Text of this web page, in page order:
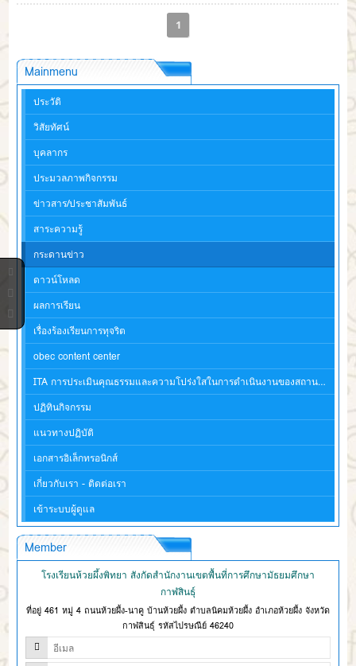
1
Mainmenu
ประวัติ
วิสัยทัศน์
บุคลากร
ประมวลภาพกิจกรรม
ข่าวสาร/ประชาสัมพันธ์
สาระความรู้
กระดานข่าว
ดาวน์โหลด
ผลการเรียน
เรื่องร้องเรียนการทุจริต
obec content center
ITA การประเมินคุณธรรมและความโปร่งใสในการดำเนินงานของสถานศึกษา
ปฏิทินกิจกรรม
แนวทางปฏิบัติ
เอกสารอิเล็กทรอนิกส์
เกี่ยวกับเรา - ติดต่อเรา
เข้าระบบผู้ดูแล
Member
โรงเรียนห้วยผึ้งพิทยา สังกัดสำนักงานเขตพื้นที่การศึกษามัธยมศึกษา
กาฬสินธุ์
ที่อยู่ 461 หมู่ 4 ถนนห้วยผึ้ง-นาคู บ้านห้วยผึ้ง ตำบลนิคมห้วยผึ้ง อำเภอห้วยผึ้ง จังหวัด
กาฬสินธุ์ รหัสไปรษณีย์ 46240